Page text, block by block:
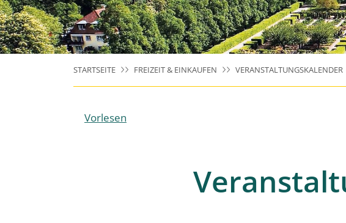
STARTSEITE FREIZEIT & EINKAUFEN VERANSTALTUNGSKALENDER
Vorlesen